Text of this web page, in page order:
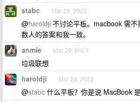
stabc Mar 29, 2023
@haroldji 不讨论平板。macbook 需
数人的答案和我一致。
anmie Mar 29, 2023
垃圾联想
haroldji Mar 29, 2023
@stabc 什么平板？你是说 MacBook